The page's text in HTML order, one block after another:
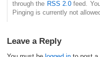
through the RSS 2.0 feed.
Pinging is currently not
Leave a Reply